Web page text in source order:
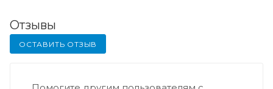
Отзывы
ОСТАВИТЬ ОТЗЫВ